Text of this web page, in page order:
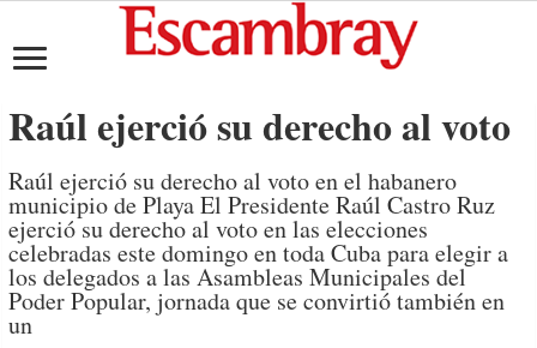
Raúl ejerció su derecho al voto
Raúl ejerció su derecho al voto en el habanero
municipio de Playa El Presidente Raúl Castro Ruz
ejerció su derecho al voto en las elecciones
celebradas este domingo en toda Cuba para elegir a
los delegados a las Asambleas Municipales del
Poder Popular, jornada que se convirtió también en
un